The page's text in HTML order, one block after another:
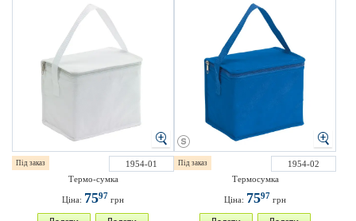
Під заказ
1954-01
Термо-сумка
Ціна: 7597 грн
Під заказ
1954-02
Термосумка
Ціна: 7597 грн